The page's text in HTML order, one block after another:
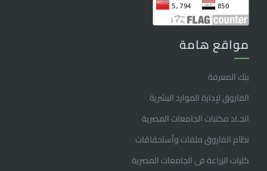
مواقع هامة
بنك المعرفة
الفاروق ﻹدارة الموارد البشرية
اتحـاد مكتبات الجامعات المصرية
نظام الفاروق ملفات وأستحقاقات
كليات الزراعة فى الجامعات المصرية